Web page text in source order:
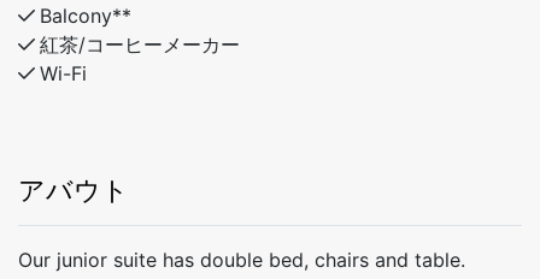
Balcony**
紅茶/コーヒーメーカー
Wi-Fi
アバウト
Our junior suite has double bed, chairs and table.